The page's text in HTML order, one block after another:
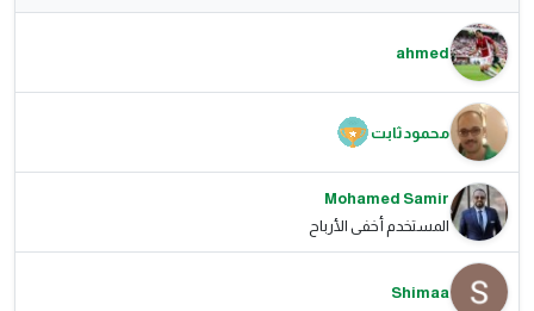
ahmed
محمود ثابت
Mohamed Samir
المستخدم أخفى الأرباح
Shimaa